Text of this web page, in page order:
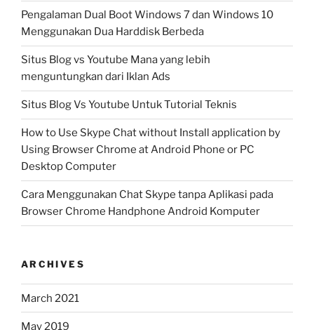
Pengalaman Dual Boot Windows 7 dan Windows 10
Menggunakan Dua Harddisk Berbeda
Situs Blog vs Youtube Mana yang lebih
menguntungkan dari Iklan Ads
Situs Blog Vs Youtube Untuk Tutorial Teknis
How to Use Skype Chat without Install application by
Using Browser Chrome at Android Phone or PC
Desktop Computer
Cara Menggunakan Chat Skype tanpa Aplikasi pada
Browser Chrome Handphone Android Komputer
ARCHIVES
March 2021
May 2019